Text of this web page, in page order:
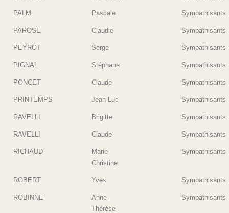
PALM Pascale Sympathisants
PAROSE Claudie Sympathisants
PEYROT Serge Sympathisants
PIGNAL Stéphane Sympathisants
PONCET Claude Sympathisants
PRINTEMPS Jean-Luc Sympathisants
RAVELLI Brigitte Sympathisants
RAVELLI Claude Sympathisants
RICHAUD
Marie
Christine
Sympathisants
ROBERT Yves Sympathisants
ROBINNE
Anne-
Thérèse
Sympathisants